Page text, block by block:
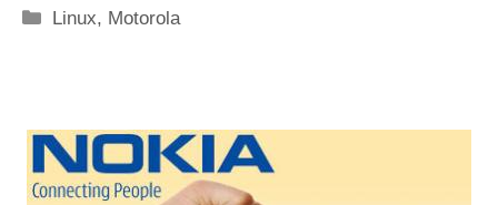
Categorie
Linux, Motorola